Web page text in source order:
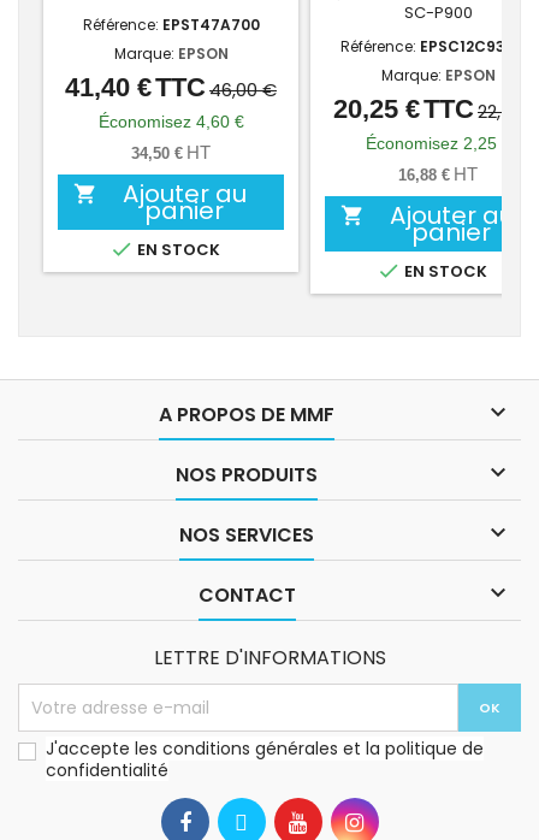
Référence: EPST47A700
Marque: EPSON
Prix
Prix
de
base
41,40 €TTC46,00 €
Économisez 4,60 €
34,50 € HT
 Ajouter au
panier
 EN STOCK
SC-P900
Référence: EPSC12C935711
Marque: EPSON
Prix
Prix
de
base
20,25 €TTC22,50
Économisez 2,25 €
16,88 € HT
 Ajouter au
panier
 EN STOCK
A PROPOS DE MMF 
NOS PRODUITS 
NOS SERVICES 
CONTACT 
LETTRE D'INFORMATIONS
J'accepte les conditions générales et la politique de
confidentialité